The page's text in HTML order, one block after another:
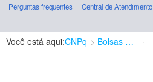
Perguntas frequentes Central de Atendimento
Você está aqui:CNPq Bolsas e Auxílios Vigentes